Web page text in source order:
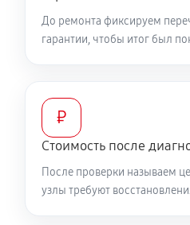
До ремонта фиксируем
гарантии, чтобы итог был
₽
Стоимость после
После проверки называем
узлы требуют